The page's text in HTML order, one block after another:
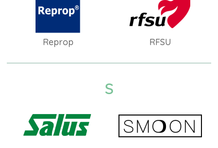
Reprop RFSU
S